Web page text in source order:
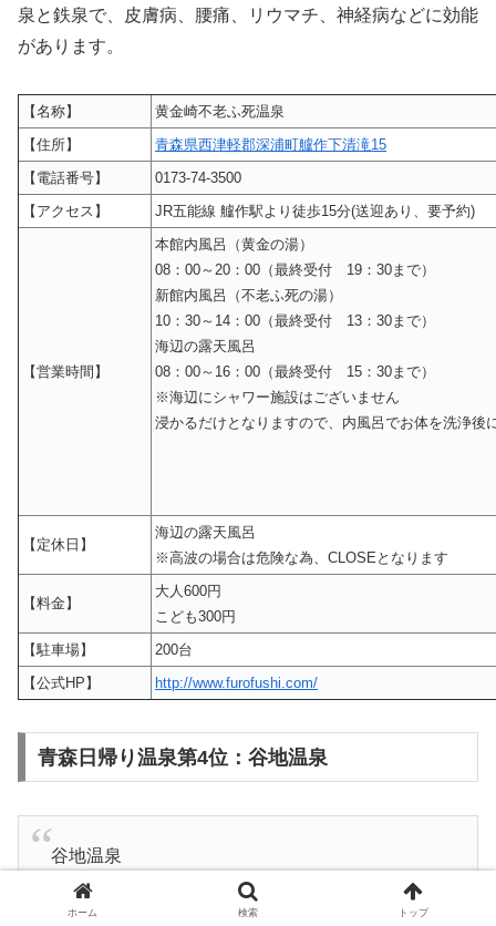
泉と鉄泉で、皮膚病、腰痛、リウマチ、神経病などに効能
があります。
【名称】
黄金崎不老ふ死温泉
【住所】
青森県西津軽郡深浦町艫作下清滝15
【電話番号】
0173-74-3500
【アクセス】
JR五能線 艫作駅より徒歩15分(送迎あり、要予約)
【営業時間】
本館内風呂（黄金の湯）
08：00～20：00（最終受付 19：30まで）
新館内風呂（不老ふ死の湯）
10：30～14：00（最終受付 13：30まで）
海辺の露天風呂
08：00～16：00（最終受付 15：30まで）
※海辺にシャワー施設はございません
浸かるだけとなりますので、内風呂でお体を洗浄後
【定休日】
海辺の露天風呂
※高波の場合は危険な為、CLOSEとなります
【料金】
大人600円
こども300円
【駐車場】
200台
【公式HP】
http://www.furofushi.com/
青森日帰り温泉第4位：谷地温泉
谷地温泉
600円
下の湯と上の湯の２つの源泉
ホーム 検索 トップ